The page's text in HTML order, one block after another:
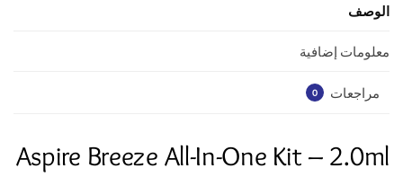
o
k
الوصف
معلومات إضافية
مراجعات 0
Aspire Breeze All-In-One Kit – 2.0ml